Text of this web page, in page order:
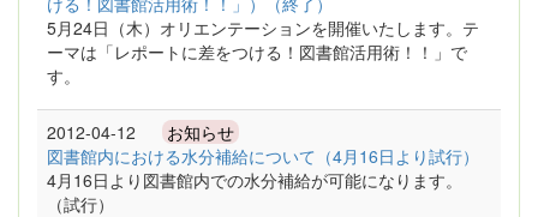
5月24日（木）オリエンテーションを開催いたします。テ
ーマは「レポートに差をつける！図書館活用術！！」で
す。
2012-04-12 お知らせ
図書館内における水分補給について（4月16日より試行）
4月16日より図書館内での水分補給が可能になります。
（試行）